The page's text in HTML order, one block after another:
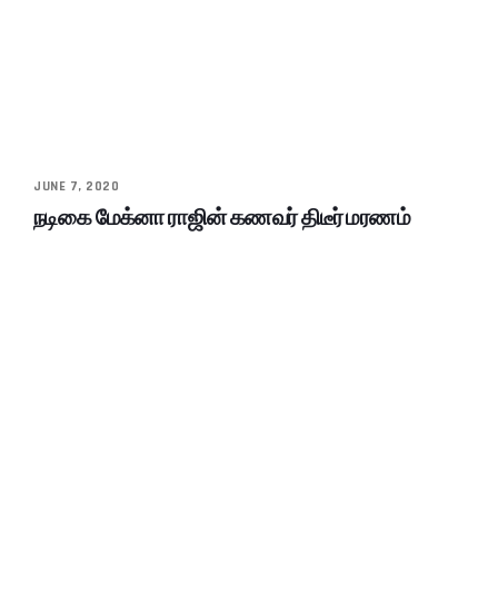
JUNE 7, 2020
நடிகை மேக்னா ராஜின் கணவர் திடீர் மரணம்